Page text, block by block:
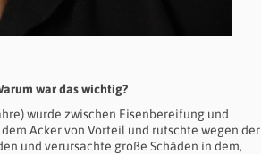
war das wichtig?
wurde zwischen Eisenbereifung und
Acker von Vorteil und rutschte wegen der
und verursachte große Schäden in dem,